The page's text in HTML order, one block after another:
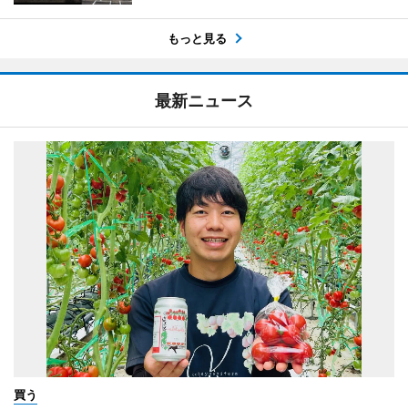
もっと見る
最新ニュース
買う